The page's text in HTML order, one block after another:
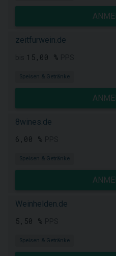
zeitfurwein.de
15,00 %
Speisen & Getränke
8wines.de
6,00 %
Speisen & Getränke
Weinhelden.de
5,50 %
Speisen & Getränke